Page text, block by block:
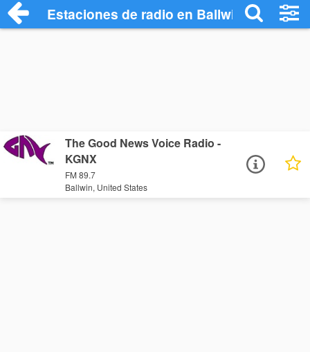
Estaciones de radio en Ballwin -
The Good News Voice Radio -
KGNX
FM 89.7
Ballwin, United States